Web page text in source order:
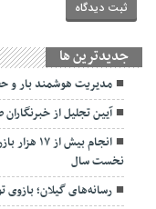
جديدترين ها
مدیریت هوشمند بار و
آیین تجلیل از
انجام
نخست سال
رسانه‌های گیلان؛